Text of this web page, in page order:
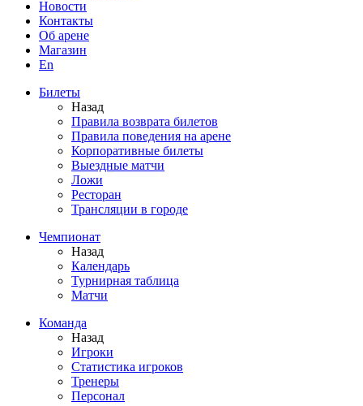
Новости
Контакты
Об арене
Магазин
En
Билеты
Назад
Правила возврата билетов
Правила поведения на арене
Корпоративные билеты
Выездные матчи
Ложи
Ресторан
Трансляции в городе
Чемпионат
Назад
Календарь
Турнирная таблица
Матчи
Команда
Назад
Игроки
Статистика игроков
Тренеры
Персонал